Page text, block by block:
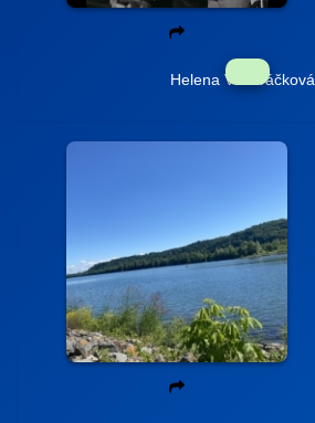
Helena Vondráčková